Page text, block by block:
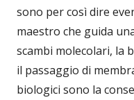
sono per così dire
maestro che guida
scambi molecolari, la
il passaggio di
biologici sono la